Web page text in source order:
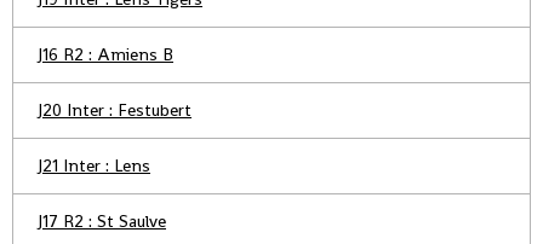
J16 R2 : Amiens B
J20 Inter : Festubert
J21 Inter : Lens
J17 R2 : St Saulve